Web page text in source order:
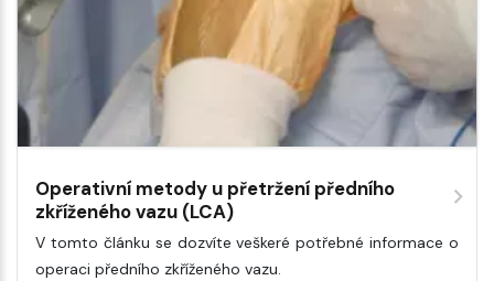
Operativní metody u přetržení předního
zkříženého vazu (LCA)
V tomto článku se dozvíte veškeré potřebné informace o
operaci předního zkříženého vazu.